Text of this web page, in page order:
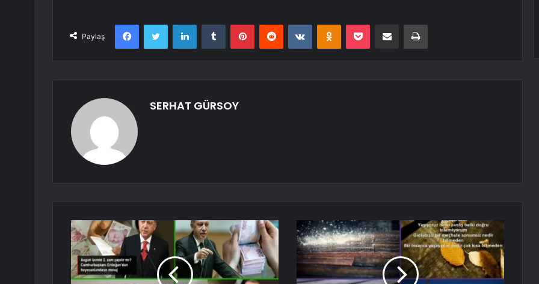
Paylaş
FacebookTwitter LinkedInTumblr PinterestReddit VKontakteOdnoklassniki
Pocket E-Posta ile paylaş Yazdır
SERHAT GÜRSOY